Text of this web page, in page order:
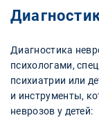
Диагностика
психологами,
психиатрии или
и инструменты,
неврозов у детей: